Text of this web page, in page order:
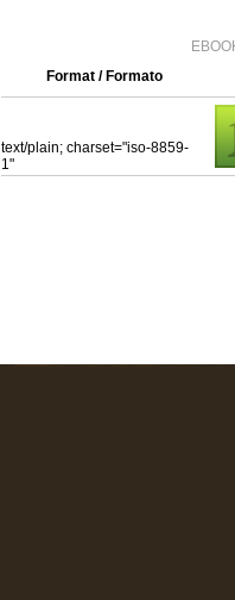
Format / Formato
text/plain; charset="iso-8859-
1"